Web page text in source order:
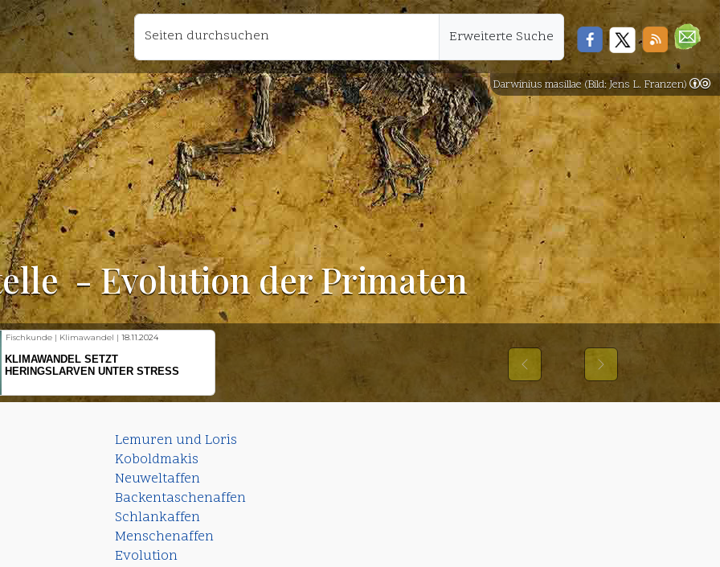
Seiten durchsuchen Erweiterte Suche
- Evolution der Primaten
Fischkunde | Klimawandel | 18.11.2024
KLIMAWANDEL SETZT
HERINGSLARVEN UNTER STRESS
Previous Next
Darwinius masillae (Bild: Jens L. Franzen)
Lemuren und Loris
Koboldmakis
Neuweltaffen
Backentaschenaffen
Schlankaffen
Menschenaffen
Evolution